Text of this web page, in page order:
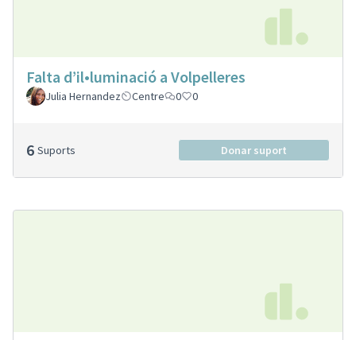
Falta d’il•luminació a Volpelleres
Julia Hernandez Centre 0 0
6 Suports Donar suport